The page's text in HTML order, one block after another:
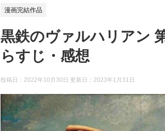
漫画完結作品
黒鉄のヴァルハリアン
らすじ・感想
投稿日：2022年10月30日 更新日： 2023年1月31日